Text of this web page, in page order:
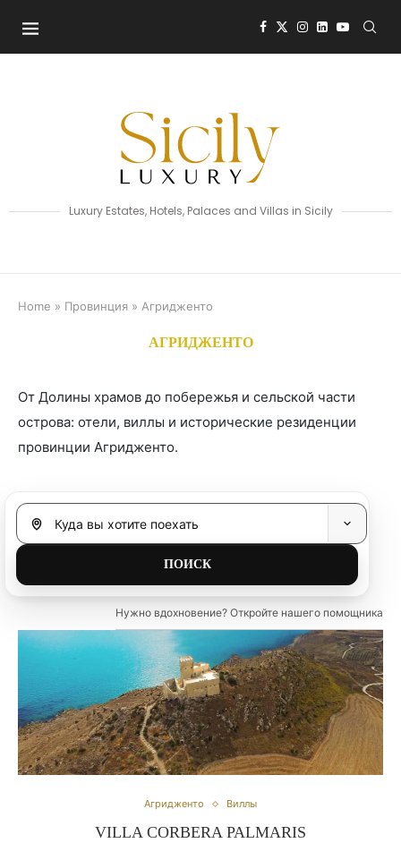
Luxury Estates, Hotels, Palaces and Villas in Sicily
Home » Провинция » Агридженто
АГРИДЖЕНТО
От Долины храмов до побережья и сельской части
острова: отели, виллы и исторические резиденции
провинции Агридженто.
Нужно вдохновение? Откройте нашего помощника
Агридженто Виллы
VILLA CORBERA PALMARIS